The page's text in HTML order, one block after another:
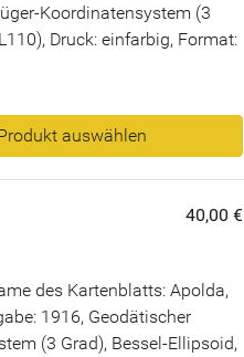
Koordinatensystem (3
Druck: einfarbig, Format:
auswählen
40,00 €
des Kartenblatts: Apolda,
1916, Geodätischer
(3 Grad), Bessel-Ellipsoid,